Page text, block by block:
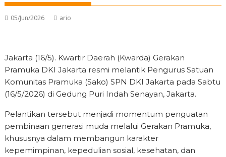
05/Jun/2026 ario
Jakarta (16/5). Kwartir Daerah (Kwarda) Gerakan
Pramuka DKI Jakarta resmi melantik Pengurus Satuan
Komunitas Pramuka (Sako) SPN DKI Jakarta pada Sabtu
(16/5/2026) di Gedung Puri Indah Senayan, Jakarta.
Pelantikan tersebut menjadi momentum penguatan
pembinaan generasi muda melalui Gerakan Pramuka,
khususnya dalam membangun karakter
kepemimpinan, kepedulian sosial, kesehatan, dan